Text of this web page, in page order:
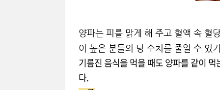
양파는 피를 맑게 해 주고 혈액 속 혈
이 높은 분들의 당 수치를 줄일 수 있
기름진 음식을 먹을 때도 양파를 같이
다.